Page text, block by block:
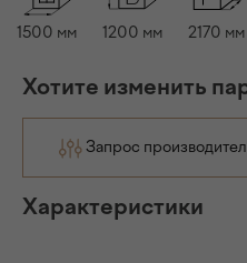
1500 мм 1200 мм 2170 мм
Хотите изменить
Запрос
Характеристики